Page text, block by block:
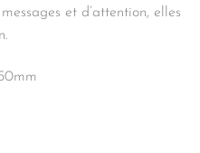
et d’attention, elles